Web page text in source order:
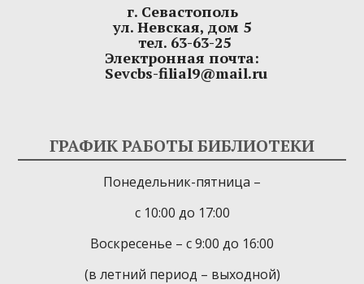
г. Севастополь
ул. Невская, дом 5
тел. 63-63-25
Электронная почта:
Sevcbs-filial9@mail.ru
ГРАФИК РАБОТЫ БИБЛИОТЕКИ
Понедельник-пятница –
с 10:00 до 17:00
Воскресенье – с 9:00 до 16:00
(в летний период – выходной)